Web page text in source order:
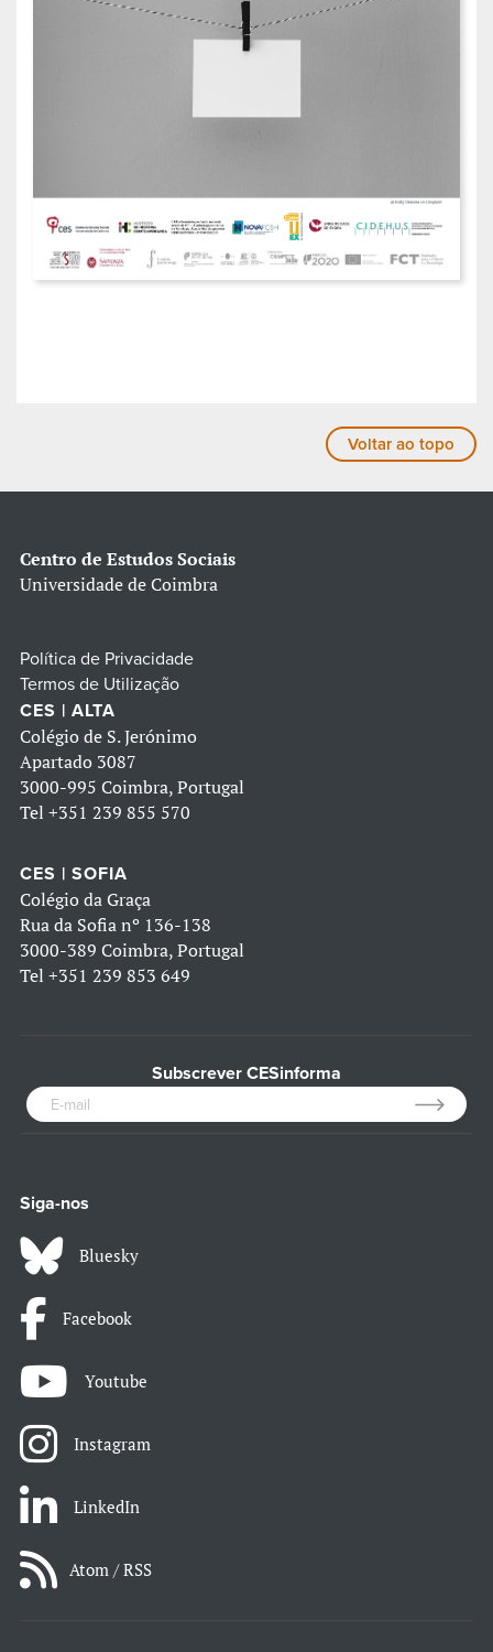
Voltar ao topo
Centro de Estudos Sociais
Universidade de Coimbra
Política de Privacidade
Termos de Utilização
CES | ALTA
Colégio de S. Jerónimo
Apartado 3087
3000-995 Coimbra, Portugal
Tel +351 239 855 570
CES | SOFIA
Colégio da Graça
Rua da Sofia nº 136-138
3000-389 Coimbra, Portugal
Tel +351 239 853 649
Subscrever CESinforma
Siga-nos
Bluesky
Facebook
Youtube
Instagram
LinkedIn
Atom / RSS